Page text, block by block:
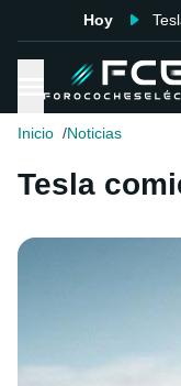
Hoy
Inicio Noticias
Tesla